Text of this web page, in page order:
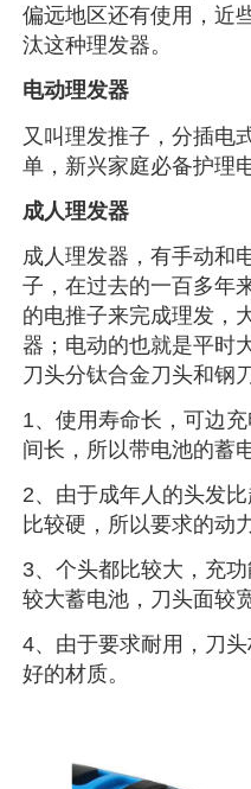
偏远地区还有使用，近
汰这种理发器。
电动理发器
又叫理发推子，分插电
单，新兴家庭必备护理
成人理发器
成人理发器，有手动和
子，在过去的一百多年
的电推子来完成理发，
器；电动的也就是平时
刀头分钛合金刀头和钢
1、使用寿命长，可边
间长，所以带电池的蓄
2、由于成年人的头发
比较硬，所以要求的动
3、个头都比较大，充
较大蓄电池，刀头面较
4、由于要求耐用，刀
好的材质。